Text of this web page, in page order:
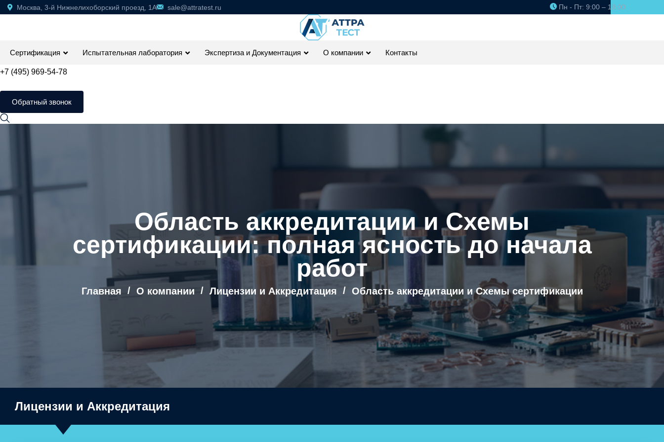
Москва, 3-й Нижнелихоборский проезд, 1А sale@attratest.ru Пн - Пт: 9:00 – 18:00
Сертификация Испытательная лаборатория Экспертиза и Документация О компании Контакты
+7 (495) 969-54-78
Обратный звонок
Область аккредитации и Схемы
сертификации: полная ясность до начала
работ
Главная О компании Лицензии и Аккредитация Область аккредитации и Схемы сертификации
Лицензии и Аккредитация